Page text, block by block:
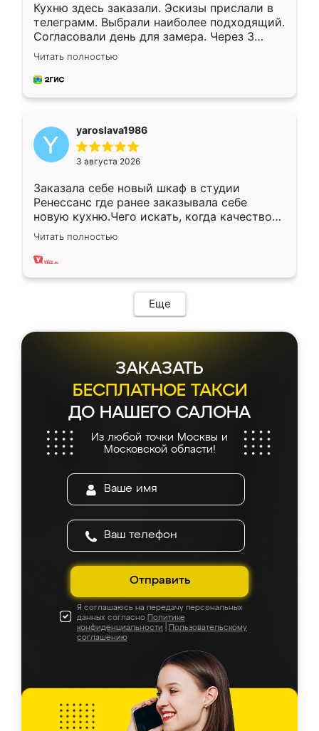
Кухню здесь заказали. Эскизы прислали в
телеграмм. Выбрали наиболее подходящий.
Согласовали день для замера. Через 3
недели кухня была уже готова. Остались
довольны работой. Спасибо Ренессанс
мебель за качественную работу!
Читать полностью
yaroslava1986
3 августа 2026
Заказала себе новый шкаф в студии
Ренессанс где ранее заказывала себе
новую кухню.Чего искать, когда качеством
вполне довольна. Служит кухня уже почти
два года, нареканий нет.
Читать полностью
Еще
ЗАКАЗАТЬ
БЕСПЛАТНОЕ ТАКСИ
ДО НАШЕГО САЛОНА
Из любой точки Москвы и
Московской области!
Отправить
Я соглашаюсь на передачу персональных
данных согласно Политике
конфиденциальности
Пользовательскому
соглашению